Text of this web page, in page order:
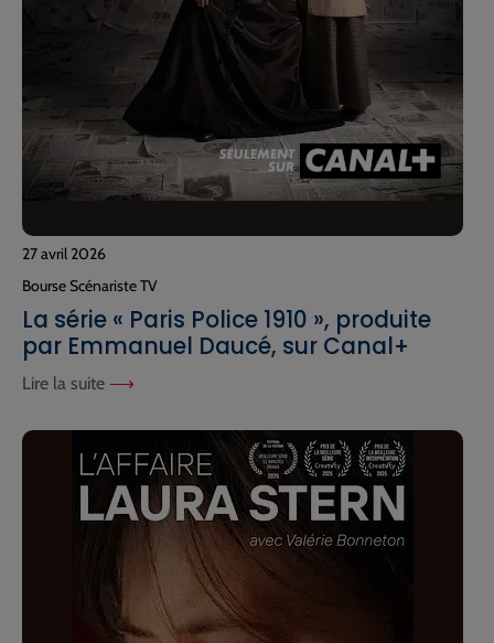
27 avril 2026
Bourse Scénariste TV
La série « Paris Police 1910 », produite
par Emmanuel Daucé, sur Canal+
Lire la suite